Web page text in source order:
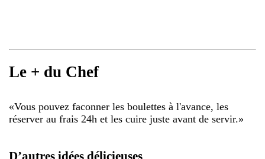
Le + du Chef
«Vous pouvez faconner les boulettes à l'avance, les
réserver au frais 24h et les cuire juste avant de servir.»
D’autres idées délicieuses